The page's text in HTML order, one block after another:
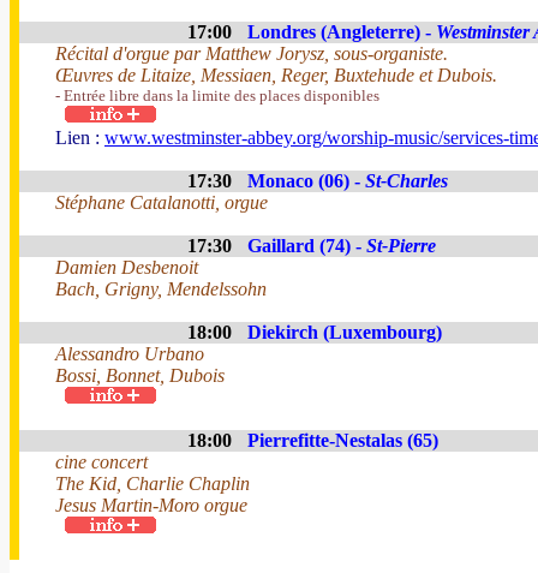
17:00 Londres (Angleterre) - Westminster
Récital d'orgue par Matthew Jorysz, sous-organiste.
Œuvres de Litaize, Messiaen, Reger, Buxtehude et Dubois.
- Entrée libre dans la limite des places disponibles
Lien : www.westminster-abbey.org/worship-music/services-
17:30 Monaco (06) - St-Charles
Stéphane Catalanotti, orgue
17:30 Gaillard (74) - St-Pierre
Damien Desbenoit
Bach, Grigny, Mendelssohn
18:00
Diekirch (Luxembourg)
Alessandro Urbano
Bossi, Bonnet, Dubois
18:00
Pierrefitte-Nestalas (65)
cine concert
The Kid, Charlie Chaplin
Jesus Martin-Moro orgue